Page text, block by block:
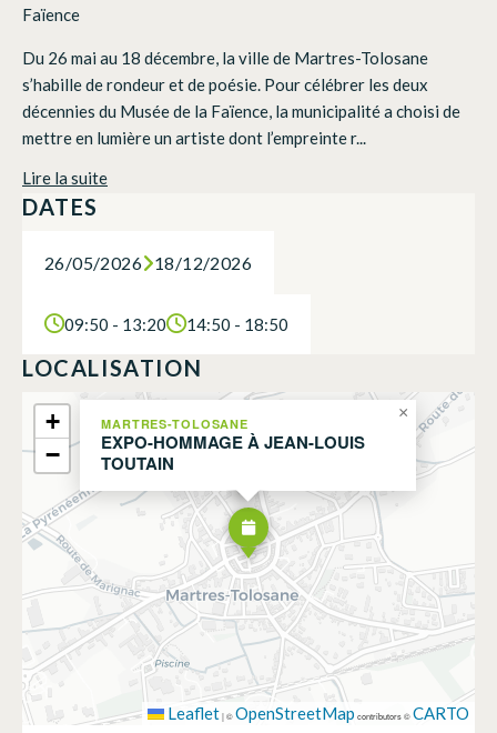
Faïence
Du 26 mai au 18 décembre, la ville de Martres-Tolosane
s’habille de rondeur et de poésie. Pour célébrer les deux
décennies du Musée de la Faïence, la municipalité a choisi de
mettre en lumière un artiste dont l’empreinte r...
Lire la suite
DATES
26/05/2026 18/12/2026
09:50 - 13:20 14:50 - 18:50
LOCALISATION
MARTRES-TOLOSANE
EXPO-HOMMAGE À JEAN-LOUIS
TOUTAIN
×
+
−
Leaflet|©OpenStreetMap contributors ©CARTO